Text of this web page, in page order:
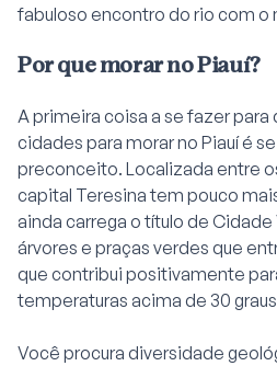
fabuloso encontro do rio com o
Por que morar no Piauí?
A primeira coisa a se fazer para
cidades para morar no Piauí é
preconceito. Localizada entre
capital Teresina tem pouco
ainda carrega o título de
árvores e praças verdes que
que contribui positivamente
temperaturas acima de 30
Você procura diversidade